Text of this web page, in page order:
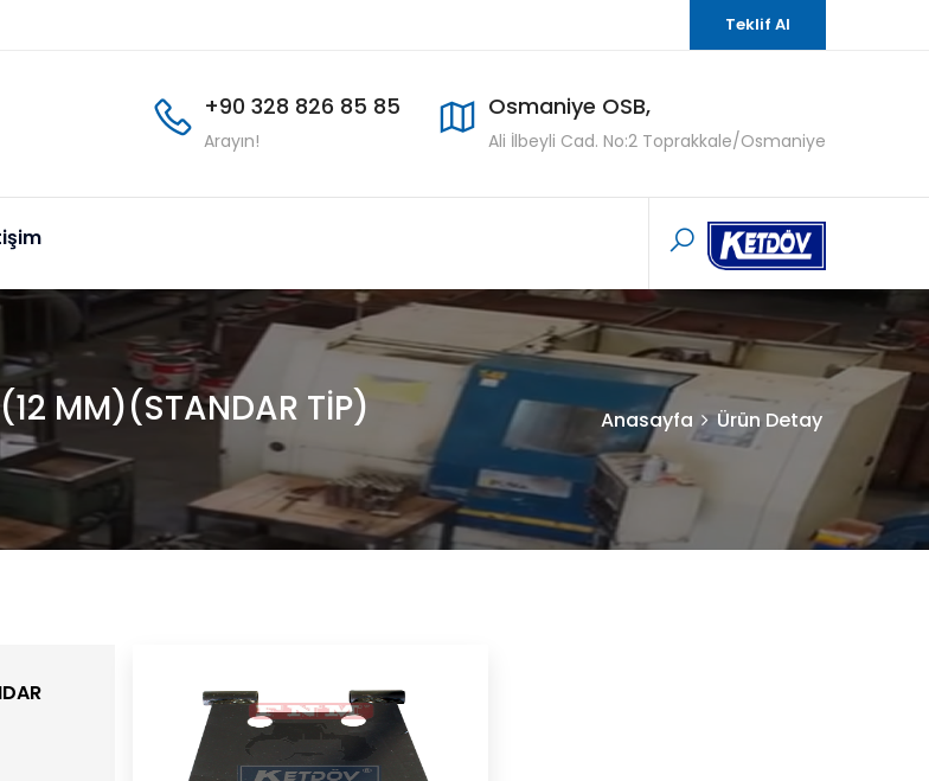
Teklif Al
+90 328 826 85 85
Arayın!
Osmaniye OSB,
Ali İlbeyli Cad. No:2 Toprakkale/Osmaniye
MM)(STANDAR TİP) Anasayfa Ürün Detay